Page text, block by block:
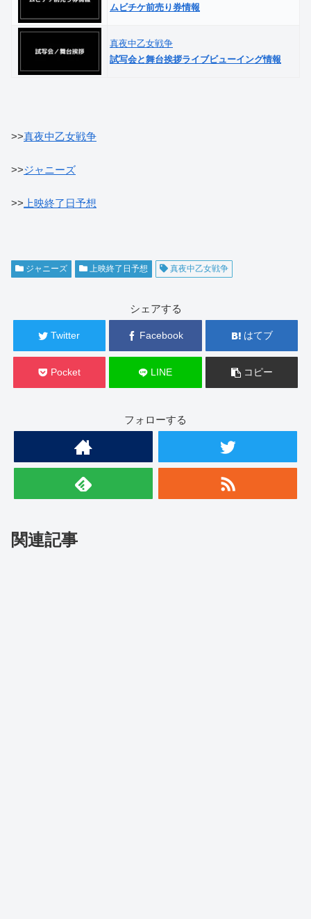
ムビチケ前売り券情報
真夜中乙女戦争
試写会と舞台挨拶ライブビューイング情報
>>真夜中乙女戦争
>>ジャニーズ
>> 上映終了日予想
ジャニーズ 上映終了日予想 真夜中乙女戦争
シェアする
Twitter Facebook はてブ
Pocket LINE コピー
フォローする
関連記事